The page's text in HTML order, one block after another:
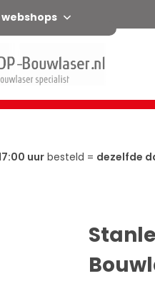
webshops
Afschot
uurbesteld = dezelfde